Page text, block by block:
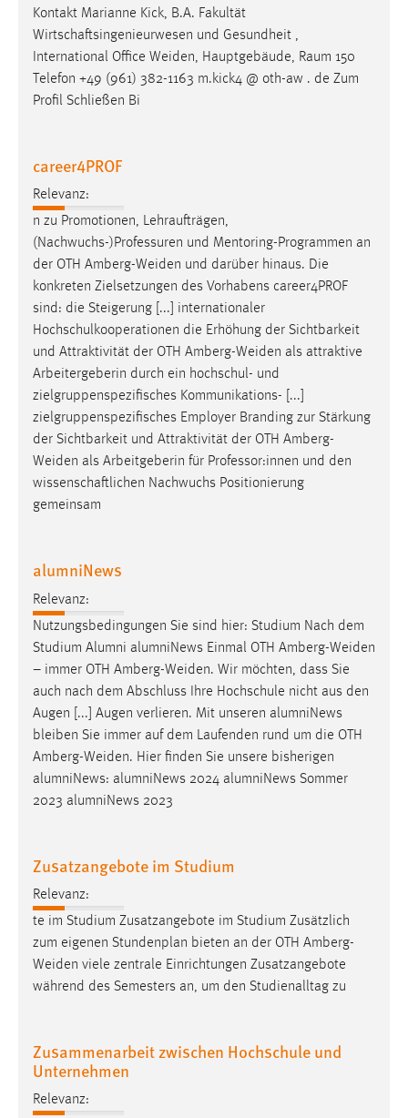
Kontakt Marianne Kick, B.A. Fakultät
Wirtschaftsingenieurwesen und Gesundheit ,
International Office Weiden, Hauptgebäude, Raum 150
Telefon +49 (961) 382-1163 m.kick4 @ oth-aw . de Zum
Profil Schließen Bi
career4PROF
Relevanz:
n zu Promotionen, Lehraufträgen,
(Nachwuchs-)Professuren und Mentoring-Programmen an
der OTH Amberg-Weiden und darüber hinaus. Die
konkreten Zielsetzungen des Vorhabens career4PROF
sind: die Steigerung [...] internationaler
Hochschulkooperationen die Erhöhung der Sichtbarkeit
und Attraktivität der OTH Amberg-Weiden als attraktive
Arbeitergeberin durch ein hochschul- und
zielgruppenspezifisches Kommunikations- [...]
zielgruppenspezifisches Employer Branding zur Stärkung
der Sichtbarkeit und Attraktivität der OTH Amberg-
Weiden als Arbeitgeberin für Professor:innen und den
wissenschaftlichen Nachwuchs Positionierung
gemeinsam
alumniNews
Relevanz:
Nutzungsbedingungen Sie sind hier: Studium Nach dem
Studium Alumni alumniNews Einmal OTH Amberg-Weiden
– immer OTH Amberg-Weiden. Wir möchten, dass Sie
auch nach dem Abschluss Ihre Hochschule nicht aus den
Augen [...] Augen verlieren. Mit unseren alumniNews
bleiben Sie immer auf dem Laufenden rund um die OTH
Amberg-Weiden. Hier finden Sie unsere bisherigen
alumniNews: alumniNews 2024 alumniNews Sommer
2023 alumniNews 2023
Zusatzangebote im Studium
Relevanz:
te im Studium Zusatzangebote im Studium Zusätzlich
zum eigenen Stundenplan bieten an der OTH Amberg-
Weiden viele zentrale Einrichtungen Zusatzangebote
während des Semesters an, um den Studienalltag zu
Zusammenarbeit zwischen Hochschule und
Unternehmen
Relevanz: